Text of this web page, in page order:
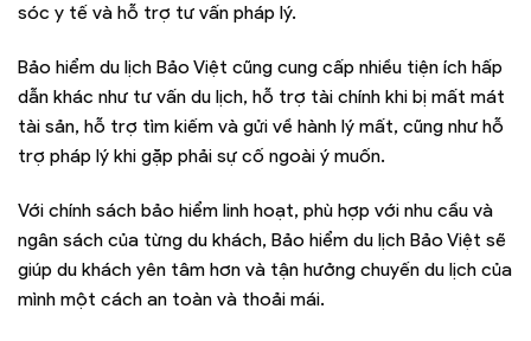
sóc y tế và hỗ trợ tư vấn pháp lý.
Bảo hiểm du lịch Bảo Việt cũng cung cấp nhiều tiện ích hấp
dẫn khác như tư vấn du lịch, hỗ trợ tài chính khi bị mất mát
tài sản, hỗ trợ tìm kiếm và gửi về hành lý mất, cũng như hỗ
trợ pháp lý khi gặp phải sự cố ngoài ý muốn.
Với chính sách bảo hiểm linh hoạt, phù hợp với nhu cầu và
ngân sách của từng du khách, Bảo hiểm du lịch Bảo Việt sẽ
giúp du khách yên tâm hơn và tận hưởng chuyến du lịch của
mình một cách an toàn và thoải mái.